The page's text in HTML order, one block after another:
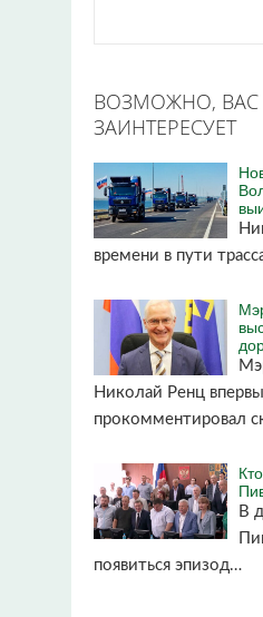
ВОЗМОЖНО, ВАС
ЗАИНТЕРЕСУЕТ
времени в пути
Николай Ренц
прокомментировал
В
появиться эпизод…